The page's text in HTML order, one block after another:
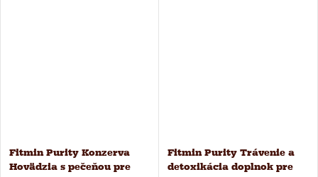
Fitmin Purity Konzerva
Hovädzia s pečeňou pre
Fitmin Purity Trávenie a
detoxikácia doplnok pre